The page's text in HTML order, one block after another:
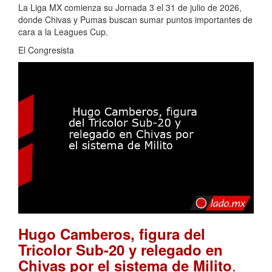
La Liga MX comienza su Jornada 3 el 31 de julio de 2026,
donde Chivas y Pumas buscan sumar puntos importantes de
cara a la Leagues Cup.
El Congresista
Hugo Camberos, figura del
Tricolor Sub-20 y relegado en
Chivas por el sistema de Milito.